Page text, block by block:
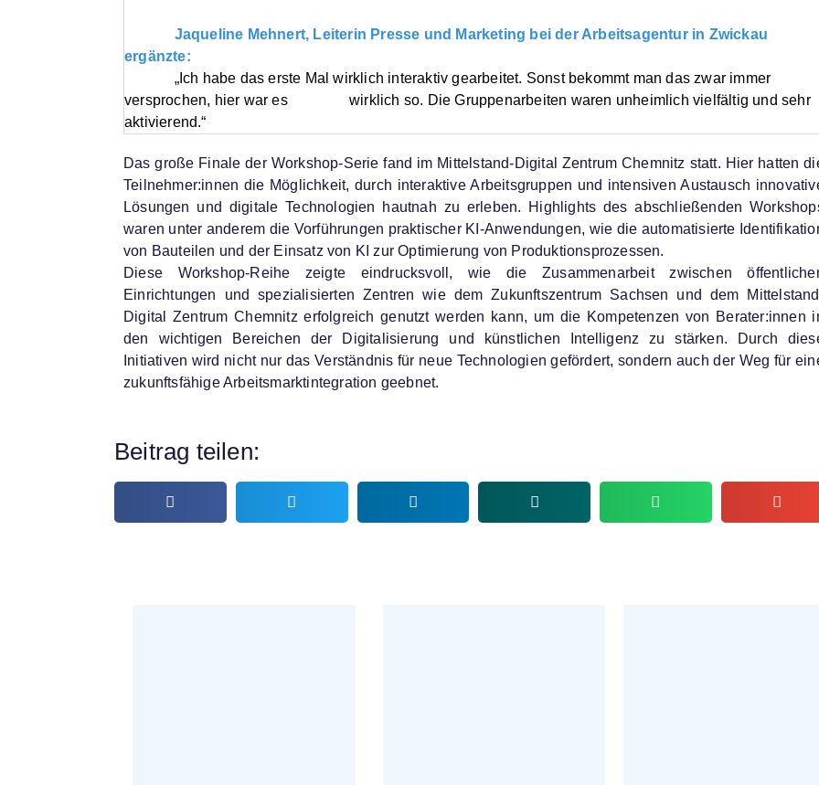
Jaqueline Mehnert, Leiterin Presse und Marketing bei der Arbeitsagentur in Zwickau
ergänzte:
„Ich habe das erste Mal wirklich interaktiv gearbeitet. Sonst bekommt man das zwar immer
versprochen, hier war es wirklich so. Die Gruppenarbeiten waren unheimlich vielfältig und sehr
aktivierend.“
Das große Finale der Workshop-Serie fand im Mittelstand-Digital Zentrum Chemnitz statt. Hier hatten
Teilnehmer:innen die Möglichkeit, durch interaktive Arbeitsgruppen und intensiven Austausch
Lösungen und digitale Technologien hautnah zu erleben. Highlights des abschließenden
waren unter anderem die Vorführungen praktischer KI-Anwendungen, wie die automatisierte
von Bauteilen und der Einsatz von KI zur Optimierung von Produktionsprozessen.
Diese Workshop-Reihe zeigte eindrucksvoll, wie die Zusammenarbeit zwischen
Einrichtungen und spezialisierten Zentren wie dem Zukunftszentrum Sachsen und dem
Digital Zentrum Chemnitz erfolgreich genutzt werden kann, um die Kompetenzen von Berater:innen
den wichtigen Bereichen der Digitalisierung und künstlichen Intelligenz zu stärken. Durch
Initiativen wird nicht nur das Verständnis für neue Technologien gefördert, sondern auch der Weg für
zukunftsfähige Arbeitsmarktintegration geebnet.
Beitrag teilen: